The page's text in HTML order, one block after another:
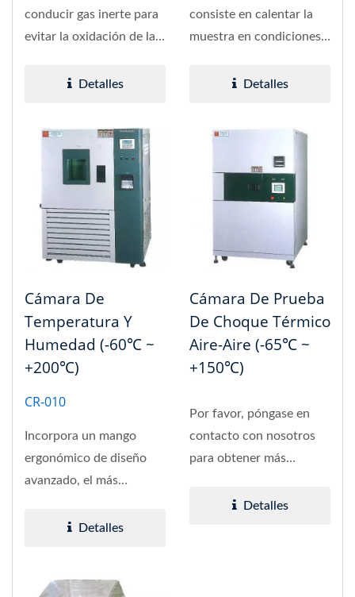
conducir gas inerte para
evitar la oxidación de las
horneado.Detalles
consiste en calentar la
muestra en condiciones
utilizando...Detalles
Cámara De
Temperatura Y
Humedad (-60℃ ~
+200℃)
CR-010
Incorpora un mango
ergonómico de diseño
avanzado, el más
Estados Unidos....
Detalles
Cámara De Prueba
De Choque Térmico
Aire-Aire (-65℃ ~
+150℃)
Por favor, póngase en
contacto con nosotros
para obtener más
Detalles